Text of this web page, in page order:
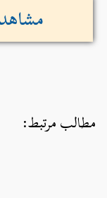
مطالب مرتبط: